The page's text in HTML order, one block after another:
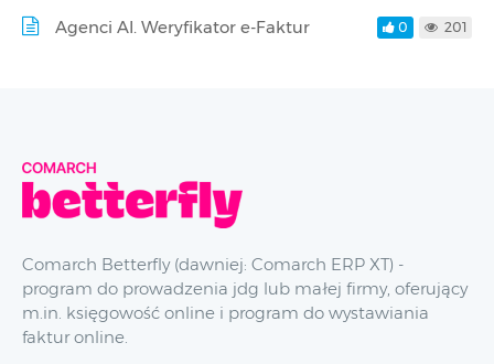
Agenci AI. Weryfikator e-Faktur 0 201
Comarch Betterfly (dawniej: Comarch ERP XT) -
program do prowadzenia jdg lub małej firmy, oferujący
m.in. księgowość online i program do wystawiania
faktur online.